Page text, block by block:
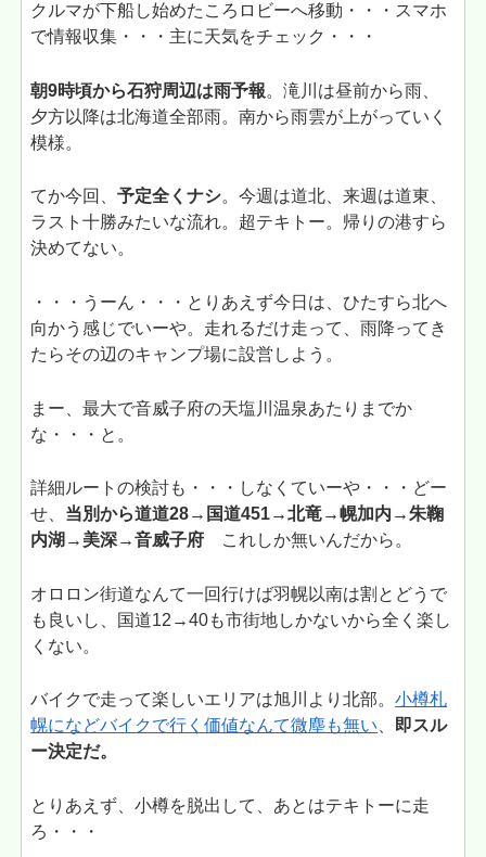
クルマが下船し始めたころロビーへ移動・・・スマホ
で情報収集・・・主に天気をチェック・・・
朝9時頃から石狩周辺は雨予報。滝川は昼前から雨、
夕方以降は北海道全部雨。南から雨雲が上がっていく
模様。
てか今回、予定全くナシ。今週は道北、来週は道東、
ラスト十勝みたいな流れ。超テキトー。帰りの港すら
決めてない。
・・・うーん・・・とりあえず今日は、ひたすら北へ
向かう感じでいーや。走れるだけ走って、雨降ってき
たらその辺のキャンプ場に設営しよう。
まー、最大で音威子府の天塩川温泉あたりまでか
な・・・と。
詳細ルートの検討も・・・しなくていーや・・・どー
せ、 当別から道道28→国道451→北竜→幌加内→朱鞠
内湖→美深→音威子府
これしか無いんだから。
オロロン街道なんて一回行けば羽幌以南は割とどうで
も良いし、国道12→40も市街地しかないから全く楽し
くない。
バイクで走って楽しいエリアは旭川より北部。小樽札
幌になどバイクで行く価値なんて微塵も無い
即スル
ー決定だ。
とりあえず、小樽を脱出して、あとはテキトーに走
ろ・・・